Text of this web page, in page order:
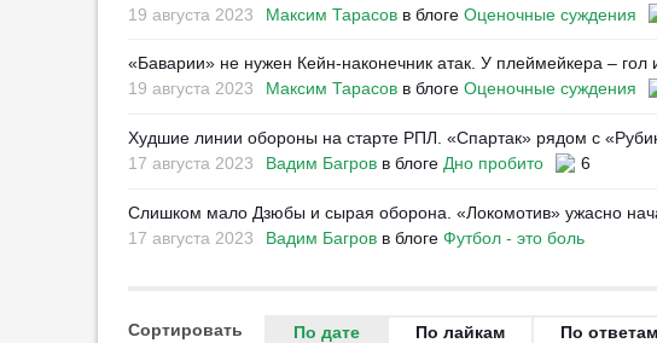
19 августа 2023
Максим Тарасовв блоге Оценочные суждения
«Баварии» не нужен Кейн-наконечник атак. У плеймейкера –
19 августа 2023
Максим Тарасовв блоге Оценочные суждения
Худшие линии обороны на старте РПЛ. «Спартак» рядом с
17 августа 2023
Вадим Багровв блоге Дно пробито 6
Слишком мало Дзюбы и сырая оборона. «Локомотив» ужасно
17 августа 2023
Вадим Багровв блоге Футбол - это боль
Сортировать По дате По лайкам По ответам